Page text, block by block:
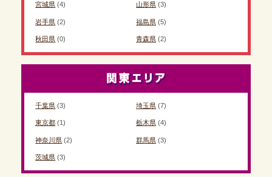
宮城県 (4) 山形県(3)
岩手県 (2) 福島県(5)
秋田県 (0) 青森県(2)
千葉県 (3) 埼玉県(7)
東京都 (1) 栃木県(4)
神奈川県 (2) 群馬県(3)
茨城県 (3)